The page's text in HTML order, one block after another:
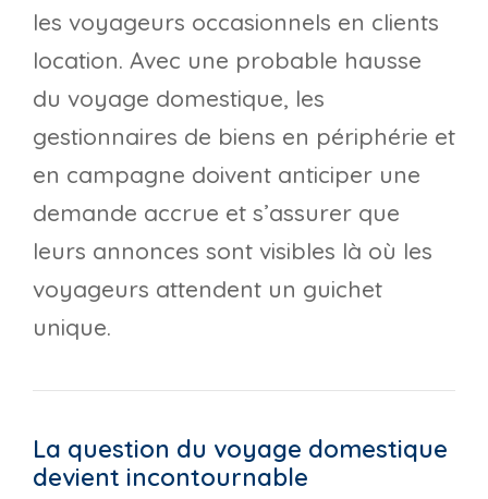
les voyageurs occasionnels en clients
location. Avec une probable hausse
du voyage domestique, les
gestionnaires de biens en périphérie et
en campagne doivent anticiper une
demande accrue et s’assurer que
leurs annonces sont visibles là où les
voyageurs attendent un guichet
unique.
La question du voyage domestique
devient incontournable